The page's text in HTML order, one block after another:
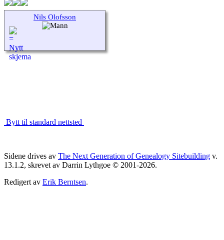
Nils Olofsson
Bytt til standard nettsted
Sidene drives av The Next Generation of Genealogy Sitebuilding v.
13.1.2, skrevet av Darrin Lythgoe © 2001-2026.
Redigert av Erik Berntsen.